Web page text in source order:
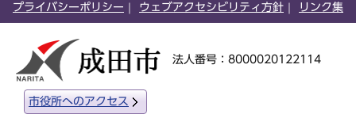
プライバシーポリシー
ウェブアクセシビリティ方針 リンク集
法人番号：8000020122114
市役所へのアクセス